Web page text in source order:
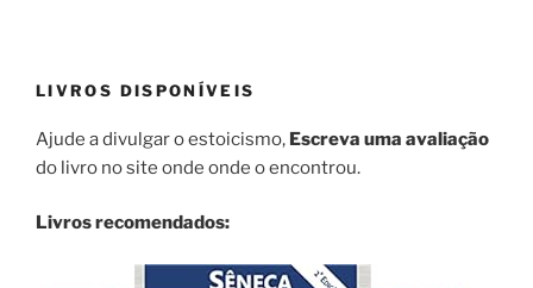
LIVROS DISPONÍVEIS
Ajude a divulgar o estoicismo, Escreva uma avaliação
do livro no site onde onde o encontrou.
Livros recomendados: